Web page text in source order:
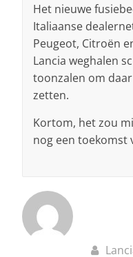
Het nieuwe
Italiaanse
Peugeot, Citroën
Lancia weghalen
toonzalen om
zetten.
Kortom, het zou
nog een toekomst